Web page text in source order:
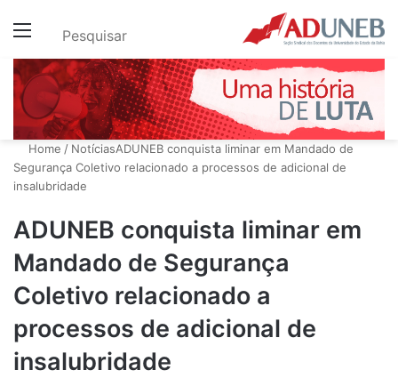
Menu Pesquisar
Home / NotíciasADUNEB conquista liminar em Mandado de
Segurança Coletivo relacionado a processos de adicional de
insalubridade
ADUNEB conquista liminar em
Mandado de Segurança
Coletivo relacionado a
processos de adicional de
insalubridade